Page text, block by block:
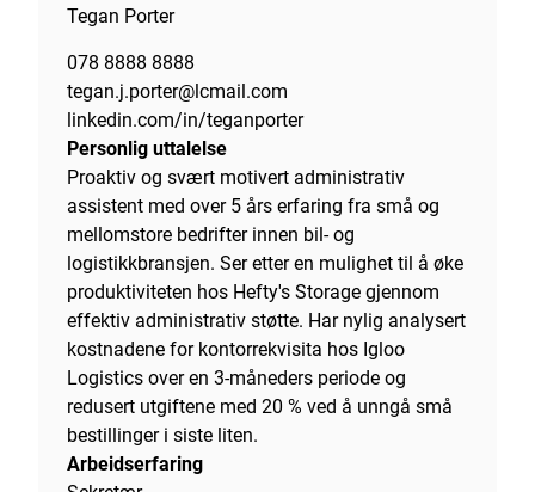
Tegan Porter
078 8888 8888
tegan.j.porter@lcmail.com
linkedin.com/in/teganporter
Personlig uttalelse
Proaktiv og svært motivert administrativ
assistent med over 5 års erfaring fra små og
mellomstore bedrifter innen bil- og
logistikkbransjen. Ser etter en mulighet til å øke
produktiviteten hos Hefty's Storage gjennom
effektiv administrativ støtte. Har nylig analysert
kostnadene for kontorrekvisita hos Igloo
Logistics over en 3-måneders periode og
redusert utgiftene med 20 % ved å unngå små
bestillinger i siste liten.
Arbeidserfaring